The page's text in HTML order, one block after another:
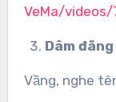
VeMa/videos/
Dâm
Vầng, nghe